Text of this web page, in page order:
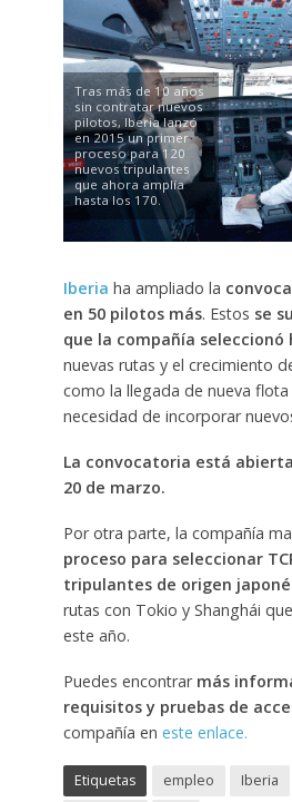
Tras más de 10 años
sin contratar nuevos
pilotos, Iberia lanzó
en 2015 un primer
proceso para 120
nuevos tripulantes
que ahora amplía
hasta los 170.
Iberia ha ampliado la
en 50 pilotos más. Estos se
que la compañía seleccionó
nuevas rutas y el crecimiento
como la llegada de nueva
necesidad de incorporar
La convocatoria está
20 de marzo.
Por otra parte, la compañía
proceso para seleccionar
tripulantes de origen
rutas con Tokio y Shanghái
este año.
Puedes encontrar más
requisitos y pruebas de
compañía en este enlace.
Etiquetas empleo Iberia